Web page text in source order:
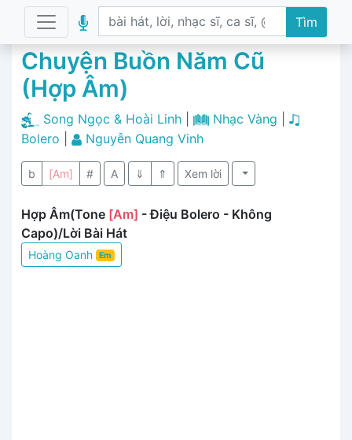
Tìm
Chuyện Buồn Năm Cũ
(Hợp Âm)
Song Ngọc & Hoài Linh Nhạc Vàng
Bolero
Nguyễn Quang Vinh
b [Am] # A ⇓ ⇑ Xem lời
Hợp Âm(Tone [Am] - Điệu Bolero - Không
Capo)/Lời Bài Hát
Hoàng Oanh Em